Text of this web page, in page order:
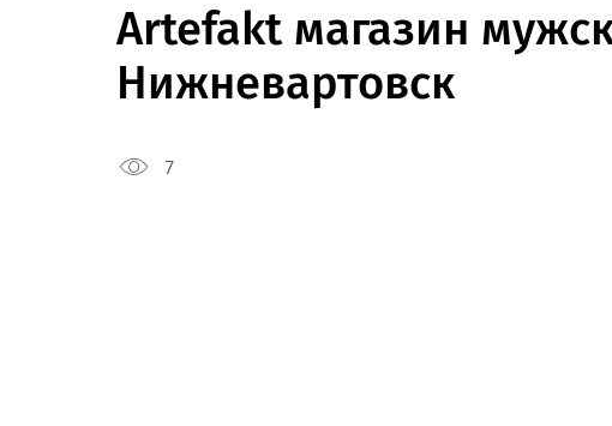
Artefakt магазин
Нижневартовск
7